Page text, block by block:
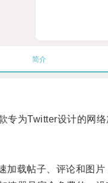
简介
为Twitter设计的网络
载帖子、评论和图片